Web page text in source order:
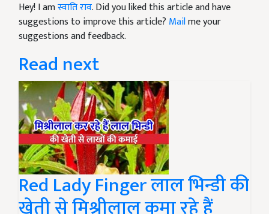
Hey! I amस्वाति राव. Did you liked this article and have
suggestions to improve this article? Mailme your
suggestions and feedback.
Read next
Red Lady Finger लाल भिन्डी की